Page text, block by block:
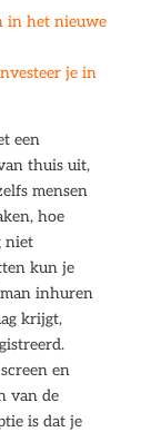
in het nieuwe
je in
een
thuis uit,
mensen
hoe
niet
kun je
inhuren
krijgt,
en
van de
is dat je